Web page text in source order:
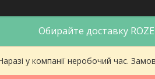
Обирайте доставку
у компанії неробочий час.